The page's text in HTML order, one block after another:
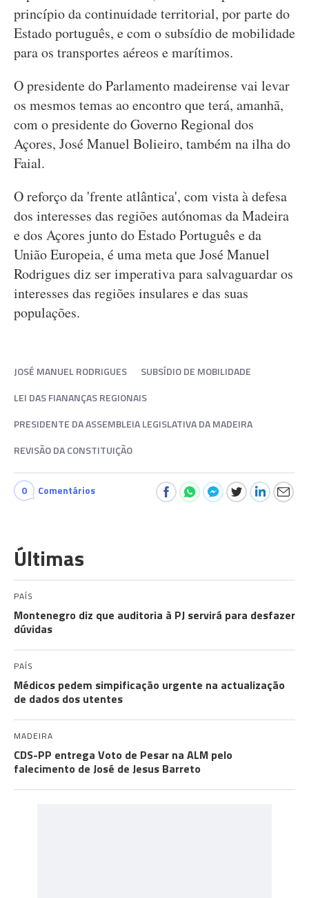
princípio da continuidade territorial, por parte do
Estado português, e com o subsídio de mobilidade
para os transportes aéreos e marítimos.
O presidente do Parlamento madeirense vai levar
os mesmos temas ao encontro que terá, amanhã,
com o presidente do Governo Regional dos
Açores, José Manuel Bolieiro, também na ilha do
Faial.
O reforço da 'frente atlântica', com vista à defesa
dos interesses das regiões autónomas da Madeira
e dos Açores junto do Estado Português e da
União Europeia, é uma meta que José Manuel
Rodrigues diz ser imperativa para salvaguardar os
interesses das regiões insulares e das suas
populações.
JOSÉ MANUEL RODRIGUES
SUBSÍDIO DE MOBILIDADE
LEI DAS FIANANÇAS REGIONAIS
PRESIDENTE DA ASSEMBLEIA LEGISLATIVA DA MADEIRA
REVISÃO DA CONSTITUIÇÃO
0 Comentários
Últimas
PAÍS
Montenegro diz que auditoria à PJ servirá para desfazer
dúvidas
PAÍS
Médicos pedem simpificação urgente na actualização
de dados dos utentes
MADEIRA
CDS-PP entrega Voto de Pesar na ALM pelo
falecimento de José de Jesus Barreto